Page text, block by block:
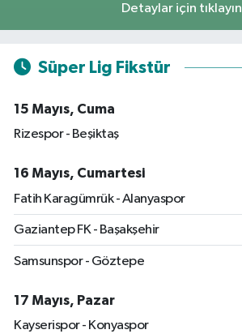
Detaylar için tıklayın
Süper Lig Fikstür
15 Mayıs, Cuma
Rizespor - Beşiktaş
16 Mayıs, Cumartesi
Fatih Karagümrük - Alanyaspor
Gaziantep FK - Başakşehir
Samsunspor - Göztepe
17 Mayıs, Pazar
Kayserispor - Konyaspor